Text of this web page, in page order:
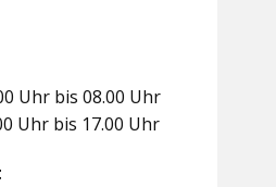
Uhr bis 08.00 Uhr
Uhr bis 17.00 Uhr